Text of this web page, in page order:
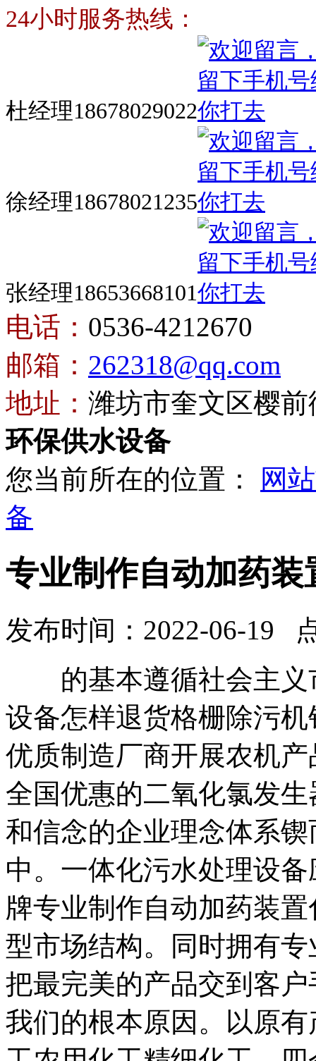
24小时服务热线：
杜经理18678029022
徐经理18678021235
张经理18653668101
电话： 0536-4212670
邮箱： 262318@qq.com
地址： 潍坊市奎文区樱前
环保供水设备
您当前所在的位置：
网
备
专业制作自动加药装
发布时间：2022-06-19
的基本遵循社会主义
设备怎样退货格栅除污
优质制造厂商开展农机
全国优惠的二氧化氯发
和信念的企业理念体系
中。一体化污水处理设
牌专业制作自动加药装
型市场结构。同时拥有
把最完美的产品交到客
我们的根本原因。以原